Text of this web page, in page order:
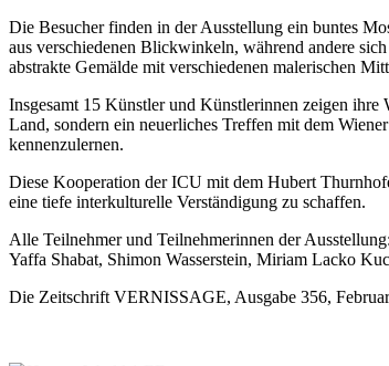
Die Besucher finden in der Ausstellung ein buntes
aus verschiedenen Blickwinkeln, während andere
abstrakte Gemälde mit verschiedenen malerischen
Insgesamt 15 Künstler und Künstlerinnen zeigen ihre
Land, sondern ein neuerliches Treffen mit dem
kennenzulernen.
Diese Kooperation der ICU mit dem Hubert
eine tiefe interkulturelle Verständigung zu schaffen.
Alle Teilnehmer und Teilnehmerinnen der
Yaffa Shabat, Shimon Wasserstein, Miriam Lacko
Die Zeitschrift VERNISSAGE, Ausgabe 356,